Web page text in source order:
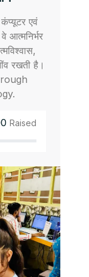
एवं
आत्मनिर्भर
रखती है।
Raised